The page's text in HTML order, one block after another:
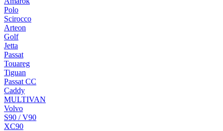
Polo
Scirocco
Arteon
Golf
Jetta
Passat
Touareg
Tiguan
Passat CC
Caddy
MULTIVAN
Volvo
S90 / V90
XC90